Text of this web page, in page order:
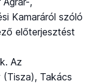
Kamaráról szóló
előterjesztést
Az
(Tisza), Takács